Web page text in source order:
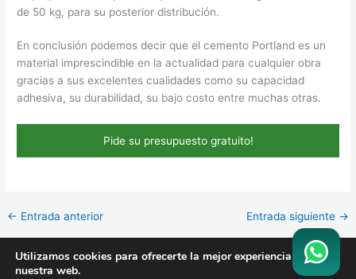
de 50 kg, para su posterior distribución.
En conclusión podemos decir que el cemento Portland es un
material imprescindible en la actualidad para cualquier obra
gracias a sus excelentes cualidades como su capacidad
adhesiva, su durabilidad, su bajo costo entre muchas otras.
Pide su presupuesto gratuito!
← Entrada anterior Entrada siguiente →
Utilizamos cookies para ofrecerte la mejor experiencia en
nuestra web.